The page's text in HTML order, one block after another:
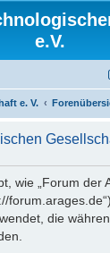
e.V.
e. V.
wie „Forum der
die